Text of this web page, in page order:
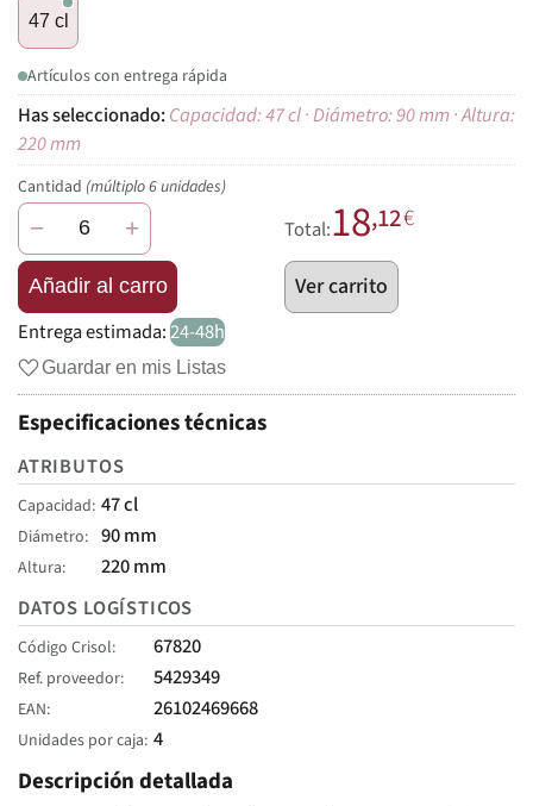
47 cl
Artículos con entrega rápida
Capacidad: 47 cl · Diámetro: 90 mm · Altura:
220 mm
Cantidad (múltiplo 6 unidades)
− +
Añadir al carro
Total:18,12€
Ver carrito
Entrega estimada:24-48h
Guardar en mis Listas
Especificaciones técnicas
ATRIBUTOS
Capacidad 47 cl
Diámetro 90 mm
Altura
220 mm
DATOS LOGÍSTICOS
Código Crisol 67820
Ref. proveedor 5429349
EAN 26102469668
Unidades por caja 4
Descripción detallada